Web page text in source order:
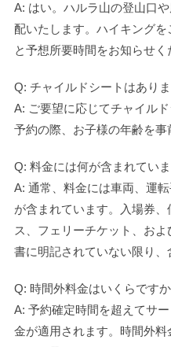
A: はい。ハルラ山の登山口
配いたします。ハイキング
と予想所要時間をお知らせく
Q: チャイルドシートはあり
A: ご要望に応じてチャイル
予約の際、お子様の年齢を事
Q: 料金には何が含まれてい
A: 通常、料金には車両、運
が含まれています。入場券
ス、フェリーチケット、お
書に明記されていない限り、
Q: 時間外料金はいくらですか
A: 予約確定時間を超えてサ
金が適用されます。時間外